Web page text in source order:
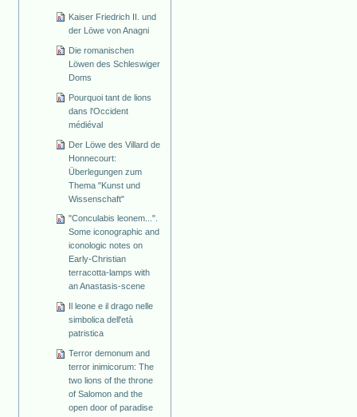
Kaiser Friedrich II. und
der Löwe von Anagni
Die romanischen
Löwen des Schleswiger
Doms
Pourquoi tant de lions
dans l'Occident
médiéval
Der Löwe des Villard de
Honnecourt:
Überlegungen zum
Thema "Kunst und
Wissenschaft"
"Conculabis leonem...".
Some iconographic and
iconologic notes on
Early-Christian
terracotta-lamps with
an Anastasis-scene
Il leone e il drago nelle
simbolica dell'età
patristica
Terror demonum and
terror inimicorum: The
two lions of the throne
of Salomon and the
open door of paradise